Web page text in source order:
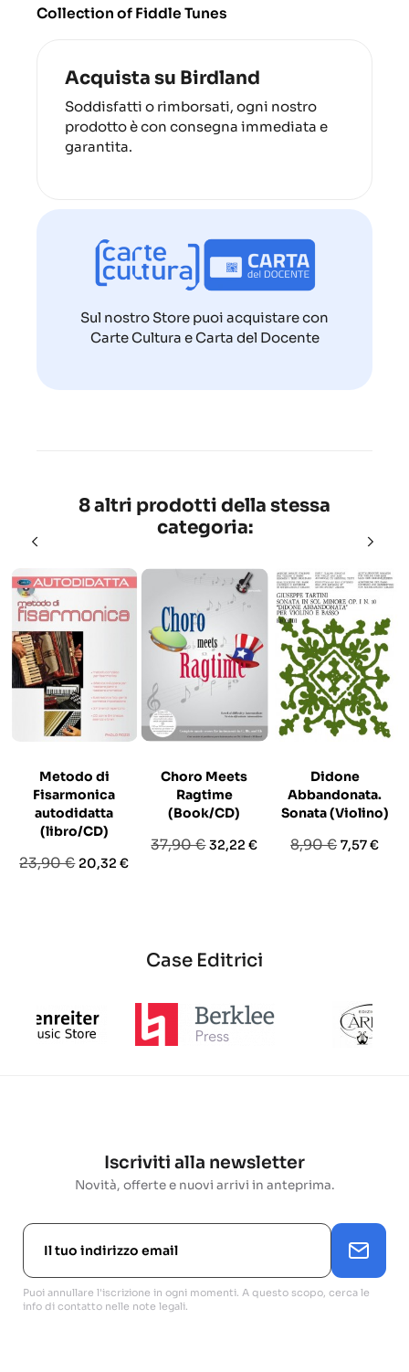
Collection of Fiddle Tunes
Acquista su Birdland
Soddisfatti o rimborsati, ogni nostro
prodotto è con consegna immediata e
garantita.
Sul nostro Store puoi acquistare con
Carte Cultura e Carta del Docente
8 altri prodotti della stessa
categoria:
Metodo di
Fisarmonica
autodidatta
(libro/CD)
Prezzo
23,90 € Prezzo
20,32 €
Choro Meets
Ragtime
(Book/CD)
Prezzo
37,90 €Prezzo
32,22 €
Didone
Abbandonata.
Sonata (Violino)
Prezzo
8,90 € Prezzo
7,57 €
Case Editrici
Iscriviti alla newsletter
Novità, offerte e nuovi arrivi in anteprima.
Puoi annullare l'iscrizione in ogni momenti. A questo scopo, cerca le
info di contatto nelle note legali.